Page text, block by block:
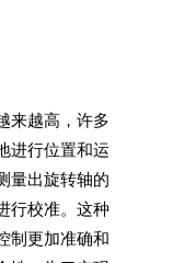
越高，许多
进行位置和运
量出旋转轴的
行校准。这种
制更加准确和